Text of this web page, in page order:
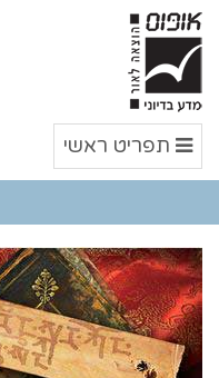
תפריט
ראשי
תפריט ראשי